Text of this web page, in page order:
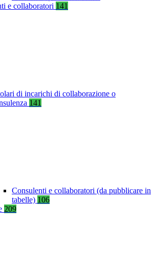
e collaboratori 141
di incarichi di collaborazione o
141
Consulenti e collaboratori (da pubblicare in
tabelle) 106
209